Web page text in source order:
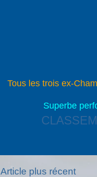
Tous les trois ex-
Superbe
Article plus récent